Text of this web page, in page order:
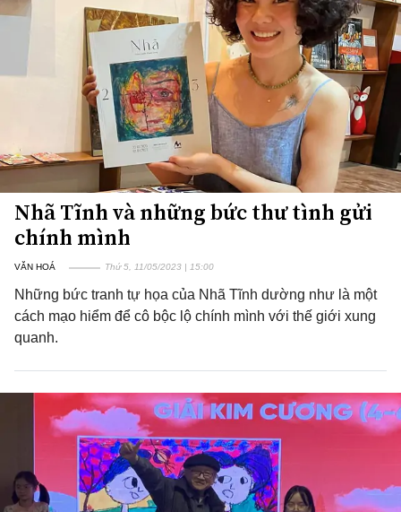
Nhã Tĩnh và những bức thư tình gửi
chính mình
VĂN HOÁ Thứ 5, 11/05/2023 | 15:00
Những bức tranh tự họa của Nhã Tĩnh dường như là một
cách mạo hiểm để cô bộc lộ chính mình với thế giới xung
quanh.